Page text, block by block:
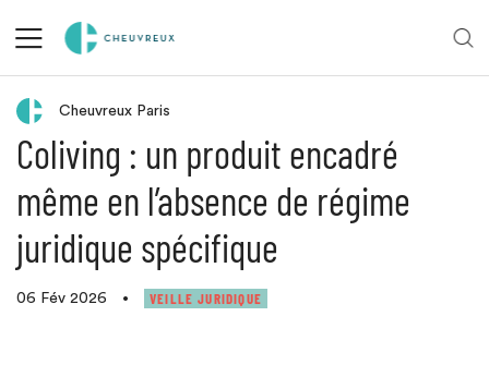
Retour aux actualités
Cheuvreux Paris
Coliving : un produit encadré
même en l’absence de régime
juridique spécifique
06 Fév 2026 • VEILLE JURIDIQUE